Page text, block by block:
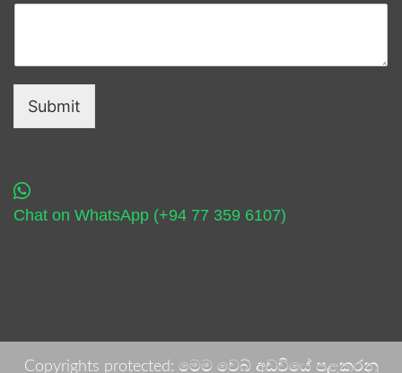
Submit
Chat on WhatsApp (+94 77 359 6107)
Copyrights protected: මෙම වෙබ් අඩවියේ පළකරනු